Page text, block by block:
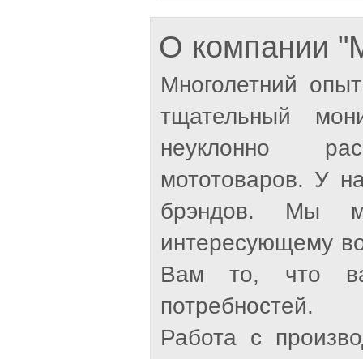
О компании
Многолетний
тщательный
неуклонно
мототоваров. У
брэндов. Мы
интересующему
Вам то, что
потребностей.
Работа с